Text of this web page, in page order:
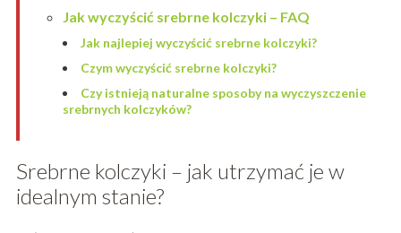
Jak wyczyścić srebrne kolczyki – FAQ
Jak najlepiej wyczyścić srebrne kolczyki?
Czym wyczyścić srebrne kolczyki?
Czy istnieją naturalne sposoby na wyczyszczenie
srebrnych kolczyków?
Srebrne kolczyki – jak utrzymać je w
idealnym stanie?